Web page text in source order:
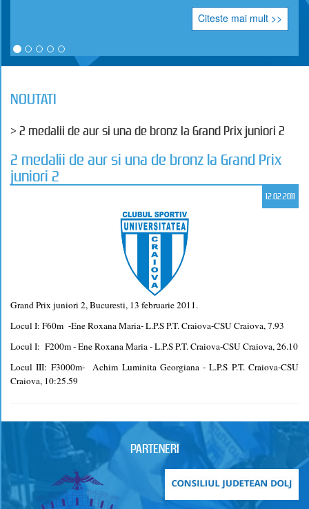
Citeste mai mult >>
NOUTATI
> 2 medalii de aur si una de bronz la Grand Prix juniori 2
2 medalii de aur si una de bronz la Grand Prix
juniori 2
12.02.2011
Grand Prix juniori 2, Bucuresti, 13 februarie 2011.
Locul I: F60m -Ene Roxana Maria- L.P.S P.T. Craiova-CSU Craiova, 7.93
Locul I: F200m - Ene Roxana Maria - L.P.S P.T. Craiova-CSU Craiova, 26.10
Locul III: F3000m- Achim Luminita Georgiana - L.P.S P.T. Craiova-CSU
Craiova, 10:25.59
PARTENERI